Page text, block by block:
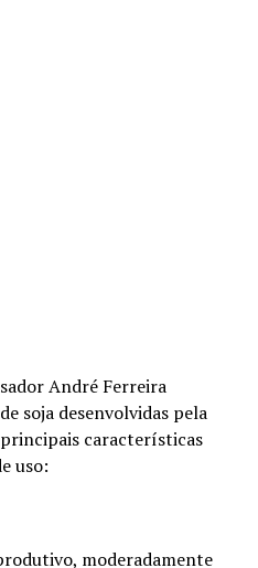
André Ferreira
soja desenvolvidas pela
características
uso:
moderadamente